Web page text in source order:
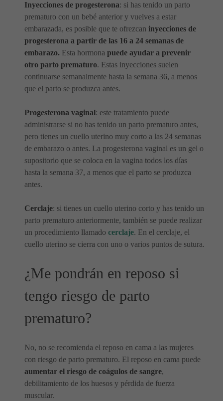
Inyecciones de progesterona: si has tenido un parto
prematuro con un bebé anterior y vuelves a estar
embarazada, es posible que te ofrezcan inyecciones de
progesterona a partir de las 16 a 24 semanas de
embarazo. Esta hormona puede ayudar a prevenir
otro parto prematuro. Estas inyecciones suelen
continuarse semanalmente hasta la semana 36, a menos
que el parto se produzca antes.
Progesterona vaginal: este tratamiento puede
administrarse si no has tenido un parto prematuro antes,
pero tienes un cuello uterino muy corto a las 24 semanas
de embarazo o antes. La progesterona vaginal es un gel o
supositorio que se coloca en la vagina todos los días
hasta la semana 37, a menos que el parto se produzca
antes.
Cerclaje: si tienes un cuello uterino corto y has tenido un
parto prematuro anteriormente, también se puede realizar
un procedimiento llamado cerclaje. En el cerclaje, el
cuello uterino se cierra con uno o varios puntos de sutura.
¿Me pondrán en reposo si
tengo riesgo de parto
prematuro?
No, no se recomienda el reposo en cama a las mujeres
con riesgo de parto prematuro. El reposo en cama puede
aumentar el riesgo de coágulos de sangre,
debilitamiento de los huesos y pérdida de fuerza
muscular.